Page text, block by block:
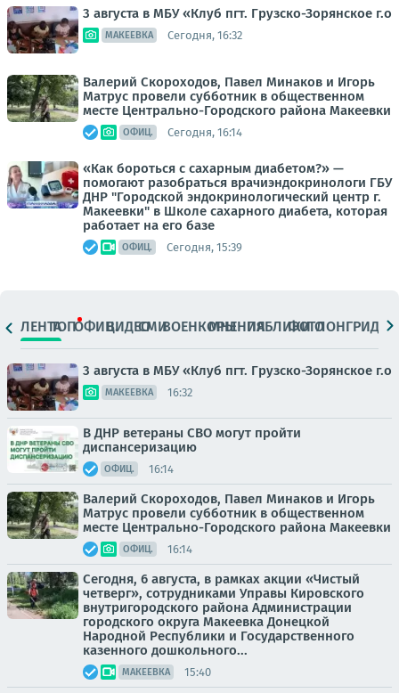
3 августа в МБУ «Клуб пгт. Грузско-Зорянское г.о
МАКЕЕВКА Сегодня, 16:32
Валерий Скороходов, Павел Минаков и Игорь
Матрус провели субботник в общественном
месте Центрально-Городского района Макеевки
ОФИЦ. Сегодня, 16:14
«Как бороться с сахарным диабетом?» —
помогают разобраться врачиэндокринологи ГБУ
ДНР "Городской эндокринологический центр г.
Макеевки" в Школе сахарного диабета, которая
работает на его базе
ОФИЦ. Сегодня, 15:39
ЛЕНТАТОПОФИЦ.ВИДЕОСМИВОЕНКОРЫМНЕНИЯПАБЛИКИ
ФОТОЛОНГРИДЫ
3 августа в МБУ «Клуб пгт. Грузско-Зорянское г.о
МАКЕЕВКА 16:32
В ДНР ветераны СВО могут пройти
диспансеризацию
ОФИЦ. 16:14
Валерий Скороходов, Павел Минаков и Игорь
Матрус провели субботник в общественном
месте Центрально-Городского района Макеевки
ОФИЦ. 16:14
Сегодня, 6 августа, в рамках акции «Чистый
четверг», сотрудниками Управы Кировского
внутригородского района Администрации
городского округа Макеевка Донецкой
Народной Республики и Государственного
казенного дошкольного...
МАКЕЕВКА 15:40